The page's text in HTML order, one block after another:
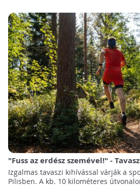
"Fuss az erdész szemével!" -
Izgalmas tavaszi kihívással várják a
Pilisben. A kb. 10 kilométeres